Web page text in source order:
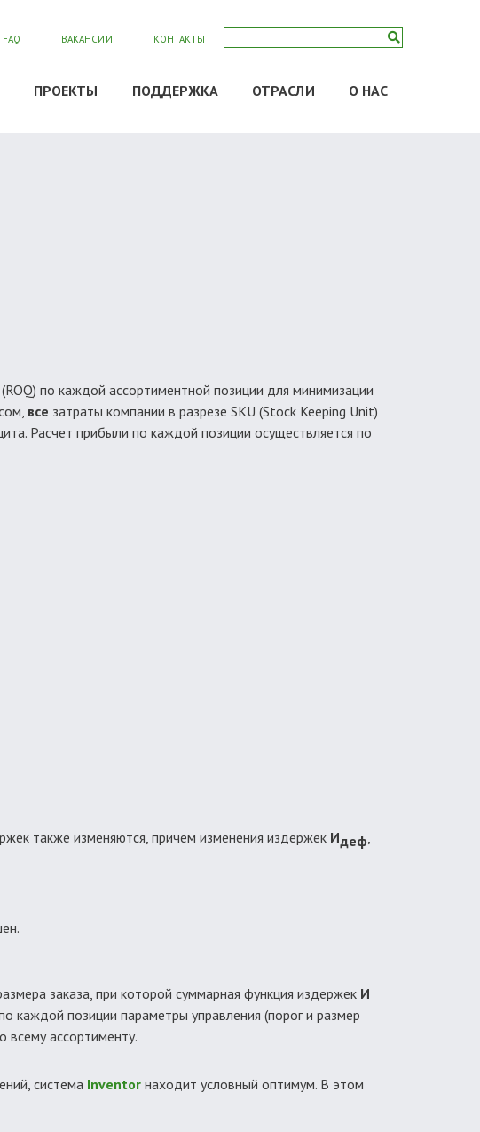
FAQ ВАКАНСИИ КОНТАКТЫ
ПРОЕКТЫ ПОДДЕРЖКА ОТРАСЛИ О НАС
по каждой ассортиментной позиции для минимизации
все затраты компании в разрезе SKU (Stock Keeping Unit)
Расчет прибыли по каждой позиции осуществляется по
также изменяются, причем изменения издержек Идеф,
заказа, при которой суммарная функция издержек И
каждой позиции параметры управления (порог и размер
всему ассортименту.
система Inventor находит условный оптимум. В этом